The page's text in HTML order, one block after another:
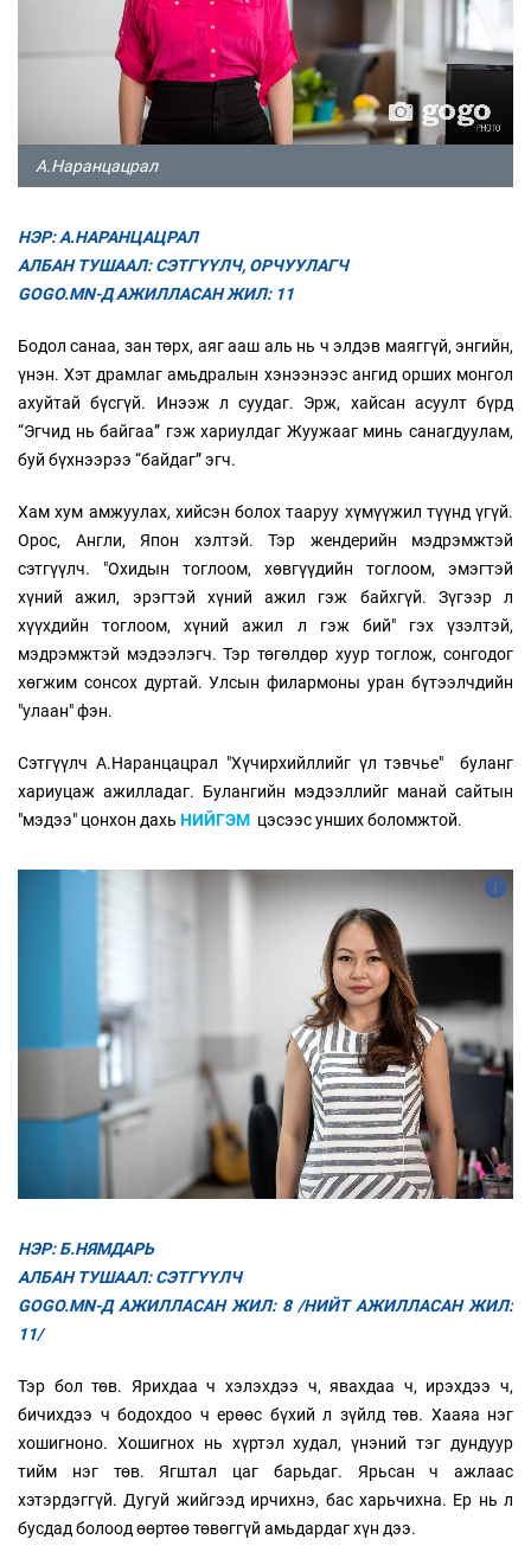
А.Наранцацрал
НЭР: А.НАРАНЦАЦРАЛ
АЛБАН ТУШААЛ: СЭТГҮҮЛЧ, ОРЧУУЛАГЧ
GOGO.MN-Д АЖИЛЛАСАН ЖИЛ: 11
Бодол санаа, зан төрх, аяг ааш аль нь ч элдэв маяггүй, энгийн,
үнэн. Хэт драмлаг амьдралын хэнээнээс ангид орших монгол
ахуйтай бүсгүй. Инээж л суудаг. Эрж, хайсан асуулт бүрд
“Эгчид нь байгаа” гэж хариулдаг Жуужааг минь санагдуулам,
буй бүхнээрээ “байдаг” эгч.
Хам хум амжуулах, хийсэн болох тааруу хүмүүжил түүнд үгүй.
Орос, Англи, Япон хэлтэй. Тэр жендерийн мэдрэмжтэй
сэтгүүлч. "Охидын тоглоом, хөвгүүдийн тоглоом, эмэгтэй
хүний ажил, эрэгтэй хүний ажил гэж байхгүй. Зүгээр л
хүүхдийн тоглоом, хүний ажил л гэж бий" гэх үзэлтэй,
мэдрэмжтэй мэдээлэгч. Тэр төгөлдөр хуур тоглож, сонгодог
хөгжим сонсох дуртай. Улсын филармоны уран бүтээлчдийн
"улаан" фэн.
Сэтгүүлч А.Наранцацрал "Хүчирхийллийг үл тэвчье" буланг
хариуцаж ажилладаг. Булангийн мэдээллийг манай сайтын
"мэдээ" цонхон дахь НИЙГЭМ цэсээс унших боломжтой.
НЭР: Б.НЯМДАРЬ
АЛБАН ТУШААЛ: СЭТГҮҮЛЧ
GOGO.MN-Д АЖИЛЛАСАН ЖИЛ: 8 /НИЙТ АЖИЛЛАСАН ЖИЛ:
11/
Тэр бол төв. Ярихдаа ч хэлэхдээ ч, явахдаа ч, ирэхдээ ч,
бичихдээ ч бодохдоо ч ерөөс бүхий л зүйлд төв. Хааяа нэг
хошигноно. Хошигнох нь хүртэл худал, үнэний тэг дундуур
тийм нэг төв. Ягштал цаг барьдаг. Ярьсан ч ажлаас
хэтэрдэггүй. Дугуй жийгээд ирчихнэ, бас харьчихна. Ер нь л
бусдад болоод өөртөө төвөггүй амьдардаг хүн дээ.